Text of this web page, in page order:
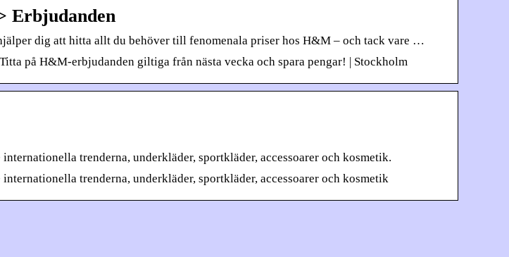
Erbjudanden
dig att hitta allt du behöver till fenomenala priser hos H&M – och tack vare …
på H&M-erbjudanden giltiga från nästa vecka och spara pengar! | Stockholm
trenderna, underkläder, sportkläder, accessoarer och kosmetik.
trenderna, underkläder, sportkläder, accessoarer och kosmetik